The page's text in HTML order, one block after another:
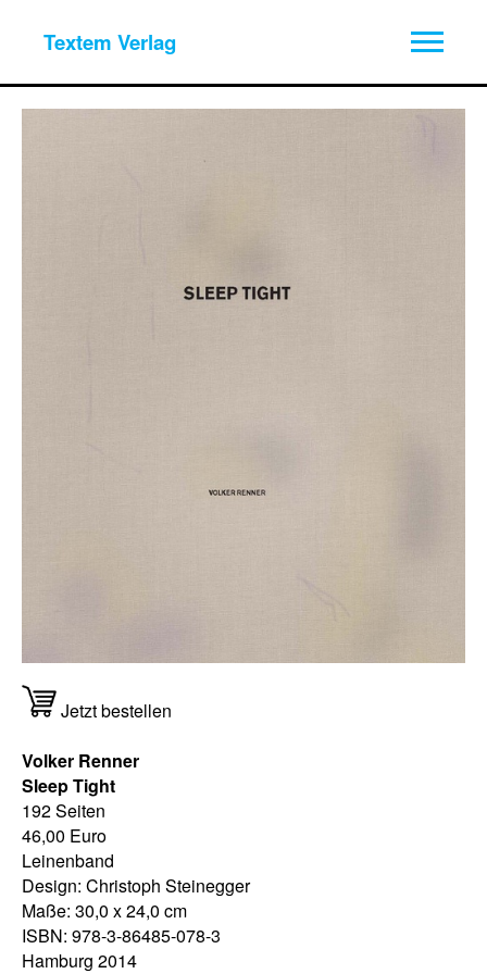
Textem Verlag
Jetzt bestellen
Volker Renner
Sleep Tight
192 Seiten
46,00 Euro
Leinenband
Design: Christoph Steinegger
Maße: 30,0 x 24,0 cm
ISBN: 978-3-86485-078-3
Hamburg 2014